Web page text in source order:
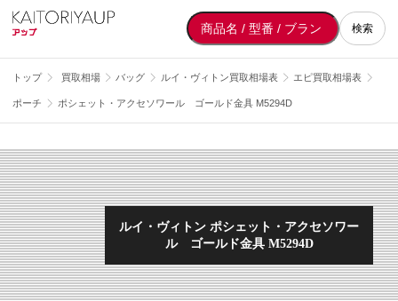
検索
トップ 買取相場 バッグ ルイ・ヴィトン買取相場表 エピ買取相場表
ポーチ ポシェット・アクセソワール ゴールド金具 M5294D
ルイ・ヴィトン ポシェット・アクセソワー
ル ゴールド金具 M5294D